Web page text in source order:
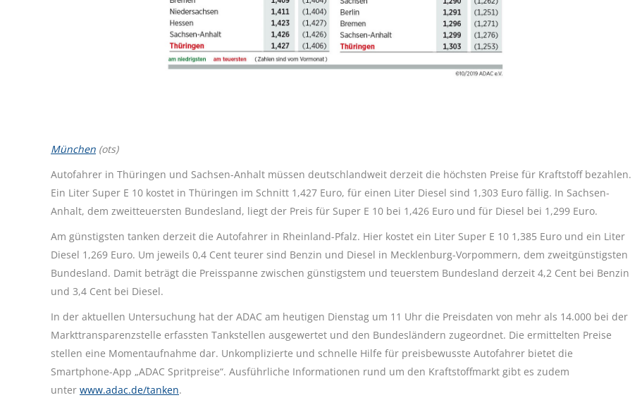
München (ots)
Autofahrer in Thüringen und Sachsen-Anhalt müssen deutschlandweit derzeit die höchsten Preise für Kraftstoff bezahlen.
Ein Liter Super E 10 kostet in Thüringen im Schnitt 1,427 Euro, für einen Liter Diesel sind 1,303 Euro fällig. In Sachsen-
Anhalt, dem zweitteuersten Bundesland, liegt der Preis für Super E 10 bei 1,426 Euro und für Diesel bei 1,299 Euro.
Am günstigsten tanken derzeit die Autofahrer in Rheinland-Pfalz. Hier kostet ein Liter Super E 10 1,385 Euro und ein Liter
Diesel 1,269 Euro. Um jeweils 0,4 Cent teurer sind Benzin und Diesel in Mecklenburg-Vorpommern, dem zweitgünstigsten
Bundesland. Damit beträgt die Preisspanne zwischen günstigstem und teuerstem Bundesland derzeit 4,2 Cent bei Benzin
und 3,4 Cent bei Diesel.
In der aktuellen Untersuchung hat der ADAC am heutigen Dienstag um 11 Uhr die Preisdaten von mehr als 14.000 bei der
Markttransparenzstelle erfassten Tankstellen ausgewertet und den Bundesländern zugeordnet. Die ermittelten Preise
stellen eine Momentaufnahme dar. Unkomplizierte und schnelle Hilfe für preisbewusste Autofahrer bietet die
Smartphone-App „ADAC Spritpreise“. Ausführliche Informationen rund um den Kraftstoffmarkt gibt es zudem
unter www.adac.de/tanken.